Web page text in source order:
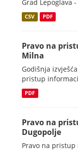
Grad Lepoglava
CSV PDF
Pravo na
Milna
Godišnja
pristup
PDF
Pravo na
Dugopolje
Pravo na